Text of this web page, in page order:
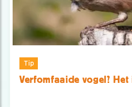
Tip
Verfomfaaide vogel? Het